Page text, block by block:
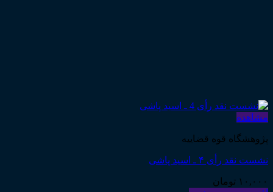
مشاهده
پژوهشگاه قوه قضاییه
نشست نقد رأی ۴ ـ اسید پاشی
۱۰,۰۰۰ تومان